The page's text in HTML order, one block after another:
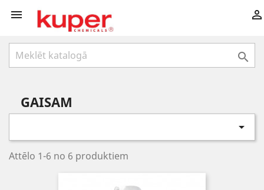
 

GAISAM

Attēlo 1-6 no 6 produktiem